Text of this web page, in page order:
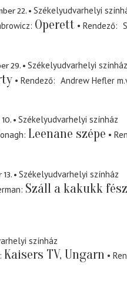
22.
Székelyudvarhelyi
Operett Rendező
29. Székelyudvarhelyi színház
Rendező Andrew Hefler
Székelyudvarhelyi színház
Leenane szépe
Székelyudvarhelyi színház
Száll a kakukk
színház
Kaisers TV, Ungarn